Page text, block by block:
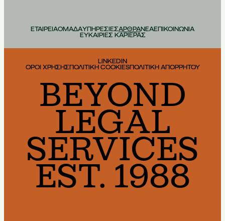
ΕΤΑΙΡΕΙΑΟΜΑΔΑΥΠΗΡΕΣΙΕΣΑΡΘΡΑΝΕΑΕΠΙΚΟΙΝΩΝΙΑ
ΕΥΚΑΙΡΙΕΣ ΚΑΡΙΕΡΑΣ
LINKEDIN
ΟΡΟΙ ΧΡΗΣΗΣΠΟΛΙΤΙΚΗ COOKIESΠΟΛΙΤΙΚΗ ΑΠΟΡΡΗΤΟΥ
BEYOND
LEGAL
SERVICES
EST. 1988